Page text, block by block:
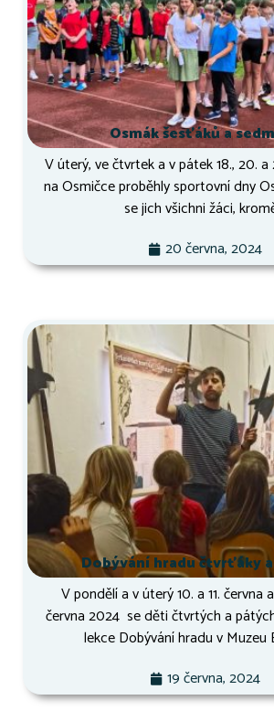
Osmák šesťáků a
V úterý, ve čtvrtek a v pátek 18., 20. a
na Osmičce proběhly sportovní dny
se jich všichni žáci,
20 června, 2024
Dobývání hradu čtvrťáky
V pondělí a v úterý 10. a 11. června
června 2024 se děti čtvrtých a
lekce Dobývání hradu v Muzeu
19 června, 2024